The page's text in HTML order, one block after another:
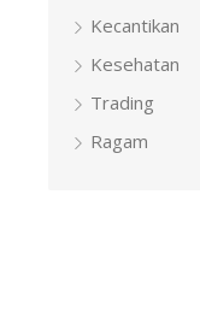
Kecantikan
Kesehatan
Trading
Ragam